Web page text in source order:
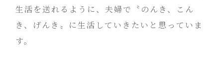
生活を送れるように、夫婦で〝のんき、こん
き、げんき〟に生活していきたいと思っていま
す。